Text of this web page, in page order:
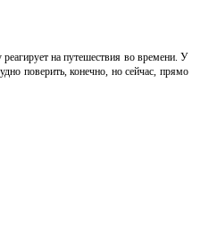
на путешествия во времени. У
поверить, конечно, но сейчас, прямо